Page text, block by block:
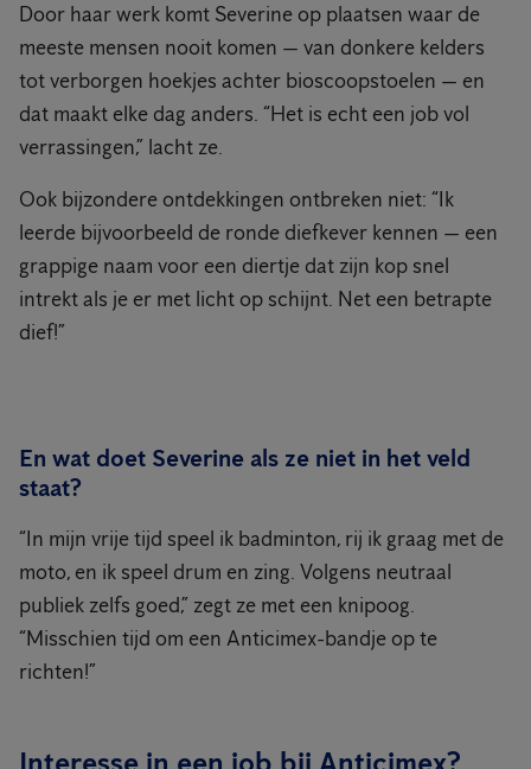
Door haar werk komt Severine op plaatsen waar de
meeste mensen nooit komen — van donkere kelders
tot verborgen hoekjes achter bioscoopstoelen — en
dat maakt elke dag anders. “Het is echt een job vol
verrassingen,” lacht ze.
Ook bijzondere ontdekkingen ontbreken niet: “Ik
leerde bijvoorbeeld de ronde diefkever kennen — een
grappige naam voor een diertje dat zijn kop snel
intrekt als je er met licht op schijnt. Net een betrapte
dief!”
En wat doet Severine als ze niet in het veld
staat?
“In mijn vrije tijd speel ik badminton, rij ik graag met de
moto, en ik speel drum en zing. Volgens neutraal
publiek zelfs goed,” zegt ze met een knipoog.
“Misschien tijd om een Anticimex-bandje op te
richten!”